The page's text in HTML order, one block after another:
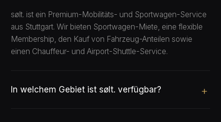
sølt. ist ein Premium-Mobilitäts- und Sportwagen-Service
aus Stuttgart. Wir bieten Sportwagen-Miete, eine flexible
Membership, den Kauf von Fahrzeug-Anteilen sowie
einen Chauffeur- und Airport-Shuttle-Service.
In welchem Gebiet ist sølt. verfügbar?